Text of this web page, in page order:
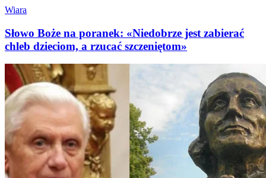
Wiara
Słowo Boże na poranek: «Niedobrze jest zabierać
chleb dzieciom, a rzucać szczeniętom»